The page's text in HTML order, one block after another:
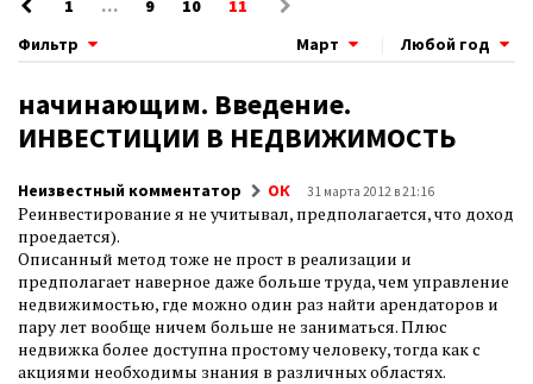
1 … 9 10
11
Фильтр
Март Любой год
начинающим. Введение.
ИНВЕСТИЦИИ В НЕДВИЖИМОСТЬ
Неизвестный комментатор ОК 31 марта 2012 в 21:16
Реинвестирование я не учитывал, предполагается, что доход
проедается).
Описанный метод тоже не прост в реализации и
предполагает наверное даже больше труда, чем управление
недвижимостью, где можно один раз найти арендаторов и
пару лет вообще ничем больше не заниматься. Плюс
недвижка более доступна простому человеку, тогда как с
акциями необходимы знания в различных областях.